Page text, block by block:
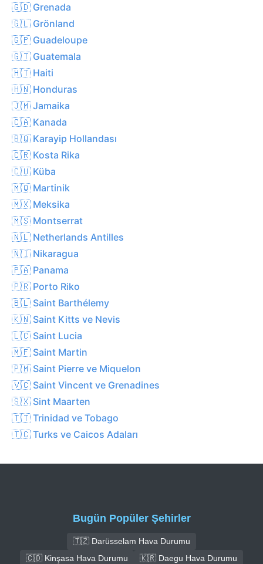
🇬🇩 Grenada
🇬🇱 Grönland
🇬🇵 Guadeloupe
🇬🇹 Guatemala
🇭🇹 Haiti
🇭🇳 Honduras
🇯🇲 Jamaika
🇨🇦 Kanada
🇧🇶 Karayip Hollandası
🇨🇷 Kosta Rika
🇨🇺 Küba
🇲🇶 Martinik
🇲🇽 Meksika
🇲🇸 Montserrat
🇳🇱 Netherlands Antilles
🇳🇮 Nikaragua
🇵🇦 Panama
🇵🇷 Porto Riko
🇧🇱 Saint Barthélemy
🇰🇳 Saint Kitts ve Nevis
🇱🇨 Saint Lucia
🇲🇫 Saint Martin
🇵🇲 Saint Pierre ve Miquelon
🇻🇨 Saint Vincent ve Grenadines
🇸🇽 Sint Maarten
🇹🇹 Trinidad ve Tobago
🇹🇨 Turks ve Caicos Adaları
Bugün Popüler Şehirler
🇹🇿 Darüsselam Hava Durumu
🇨🇩 Kinşasa Hava Durumu
🇰🇷 Daegu Hava Durumu